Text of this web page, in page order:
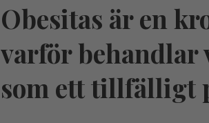
Obesitas är en
varför behandlar
som ett tillfälligt